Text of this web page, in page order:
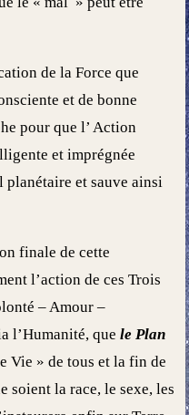
de la Force que
et de bonne
pour que l’ Action
et imprégnée
planétaire et sauve ainsi
finale de cette
l’action de ces Trois
– Amour –
l’Humanité, que le Plan
Vie » de tous et la fin de
soient la race, le sexe, les